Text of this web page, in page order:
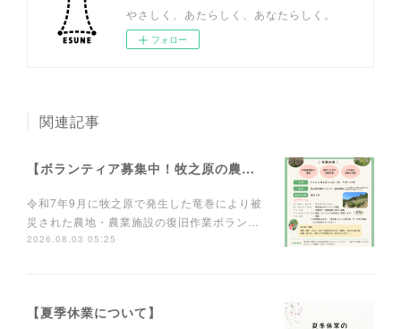
やさしく、あたらしく、あなたらしく。
フォロー
関連記事
【ボランティア募集中！牧之原の農業を元気に！】
令和7年9月に牧之原で発生した竜巻により被
災された農地・農業施設の復旧作業ボラン…
2026.08.03 05:25
【夏季休業について】